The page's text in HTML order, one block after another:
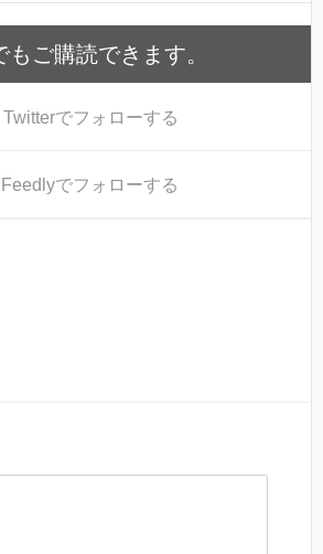
もご購読できます。
Twitterでフォローする
Feedlyでフォローする